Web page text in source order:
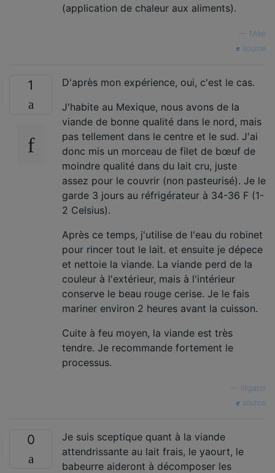
(application de chaleur aux aliments).
Mike
source
1
D'après mon expérience, oui, c'est le cas.
J'habite au Mexique, nous avons de la
viande de bonne qualité dans le nord, mais
pas tellement dans le centre et le sud. J'ai
donc mis un morceau de filet de bœuf de
moindre qualité dans du lait cru, juste
assez pour le couvrir (non pasteurisé). Je le
garde 3 jours au réfrigérateur à 34-36 F (1-
2 Celsius).
Après ce temps, j'utilise de l'eau du robinet
pour rincer tout le lait. et ensuite je dépece
et nettoie la viande. La viande perd de la
couleur à l'extérieur, mais à l'intérieur
conserve le beau rouge cerise. Je le fais
mariner environ 2 heures avant la cuisson.
Cuite à feu moyen, la viande est très
tendre. Je recommande fortement le
processus.
liligator
source
0
Je suis sceptique quant à la viande
attendrissante au lait frais, le yaourt, le
babeurre aideront à décomposer les